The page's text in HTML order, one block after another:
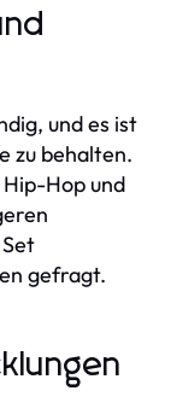
und es ist
zu behalten.
Hop und
gefragt.